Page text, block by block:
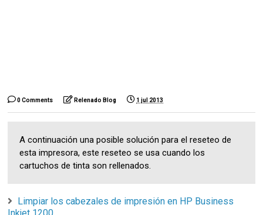
0 Comments Relenado Blog 1 jul 2013
A continuación una posible solución para el reseteo de
esta impresora, este reseteo se usa cuando los
cartuchos de tinta son rellenados.
Limpiar los cabezales de impresión en HP Business